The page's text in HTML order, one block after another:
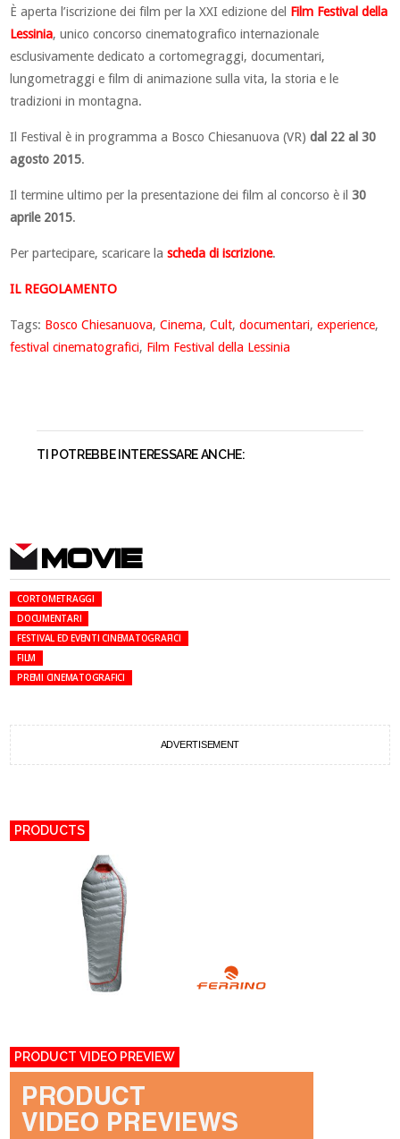
È aperta l’iscrizione dei film per la XXI edizione del Film Festival della
Lessinia, unico concorso cinematografico internazionale
esclusivamente dedicato a cortomegraggi, documentari,
lungometraggi e film di animazione sulla vita, la storia e le
tradizioni in montagna.
Il Festival è in programma a Bosco Chiesanuova (VR)dal 22 al 30
agosto 2015.
Il termine ultimo per la presentazione dei film al concorso è il30
aprile 2015.
Per partecipare, scaricare lascheda di iscrizione.
IL REGOLAMENTO
Tags: Bosco Chiesanuova,Cinema,Cult,documentari,experience,
festival cinematografici, Film Festival della Lessinia
TI POTREBBE INTERESSARE ANCHE:
MOVIE
CORTOMETRAGGI
DOCUMENTARI
FESTIVAL ED EVENTI CINEMATOGRAFICI
FILM
PREMI CINEMATOGRAFICI
ADVERTISEMENT
PRODUCTS
PRODUCT VIDEO PREVIEW